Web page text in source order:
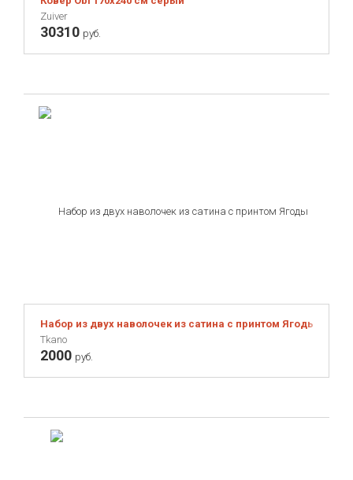
Zuiver
30310 руб.
Набор из двух наволочек из сатина с принтом Ягоды тайги
Tkano
2000 руб.